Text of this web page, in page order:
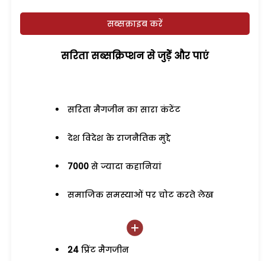
सब्सक्राइब करें
सरिता सब्सक्रिप्शन से जुड़ेें और पाएं
सरिता मैगजीन का सारा कंटेंट
देश विदेश के राजनैतिक मुद्दे
7000 से ज्यादा कहानियां
समाजिक समस्याओं पर चोट करते लेख
24 प्रिंट मैगजीन